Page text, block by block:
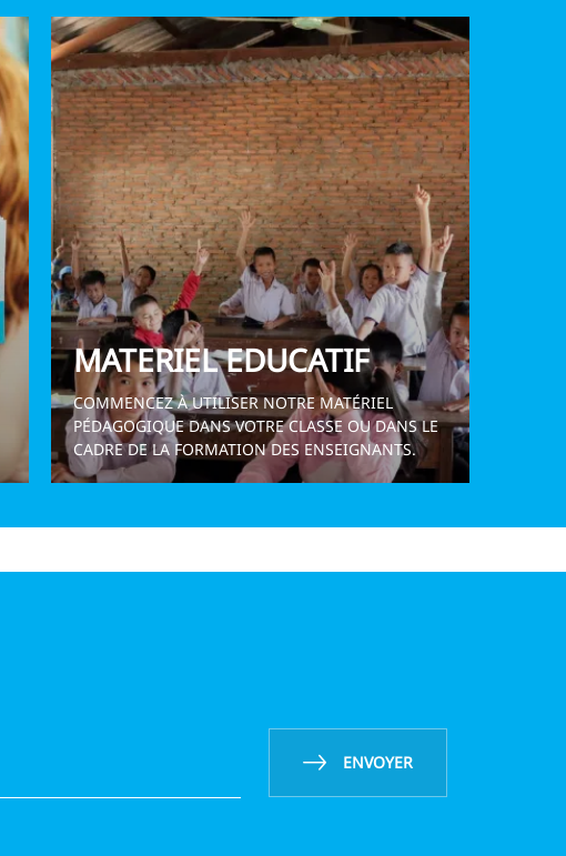
MATERIEL EDUCATIF
COMMENCEZ À UTILISER NOTRE MATÉRIEL
PÉDAGOGIQUE DANS VOTRE CLASSE OU DANS LE
CADRE DE LA FORMATION DES ENSEIGNANTS.
ENVOYER